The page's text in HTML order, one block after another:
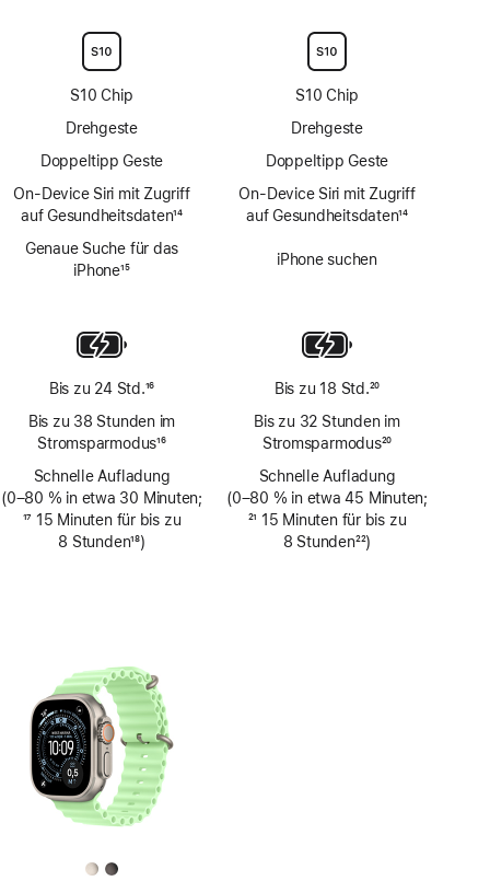
S10 Chip
Drehgeste
Doppeltipp Geste
On‑Device Siri mit Zugriff
auf Gesundheitsdaten14
Genaue Suche für das
iPhone15
Bis zu 24 Std.16
Bis zu 38 Stunden im
Stromsparmodus16
Schnelle Aufladung
(0–80 % in etwa 30 Minuten;
Fußnote
17 15 Minuten für bis zu
8 Stunden18)
S10 Chip
Drehgeste
Doppeltipp Geste
On‑Device Siri mit Zugriff
auf Gesundheitsdaten14
iPhone suchen
Bis zu 18 Std.20
Bis zu 32 Stunden im
Stromsparmodus20
Schnelle Aufladung
(0–80 % in etwa 45 Minuten;
Fußnote
21 15 Minuten für bis zu
8 Stunden22)